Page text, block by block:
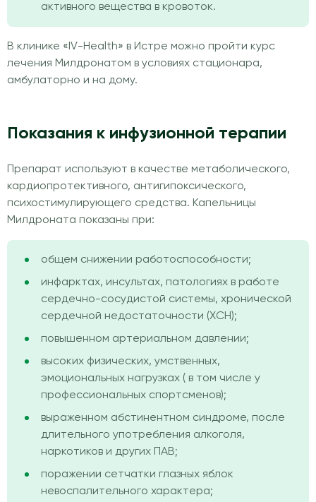
активного вещества в кровоток.
В клинике «IV-Health» в Истре можно пройти курс
лечения Милдронатом в условиях стационара,
амбулаторно и на дому.
Показания к инфузионной терапии
Препарат используют в качестве метаболического,
кардиопротективного, антигипоксического,
психостимулирующего средства. Капельницы
Милдроната показаны при:
общем снижении работоспособности;
инфарктах, инсультах, патологиях в работе
сердечно-сосудистой системы, хронической
сердечной недостаточности (ХСН);
повышенном артериальном давлении;
высоких физических, умственных,
эмоциональных нагрузках ( в том числе у
профессиональных спортсменов);
выраженном абстинентном синдроме, после
длительного употребления алкоголя,
наркотиков и других ПАВ;
поражении сетчатки глазных яблок
невоспалительного характера;